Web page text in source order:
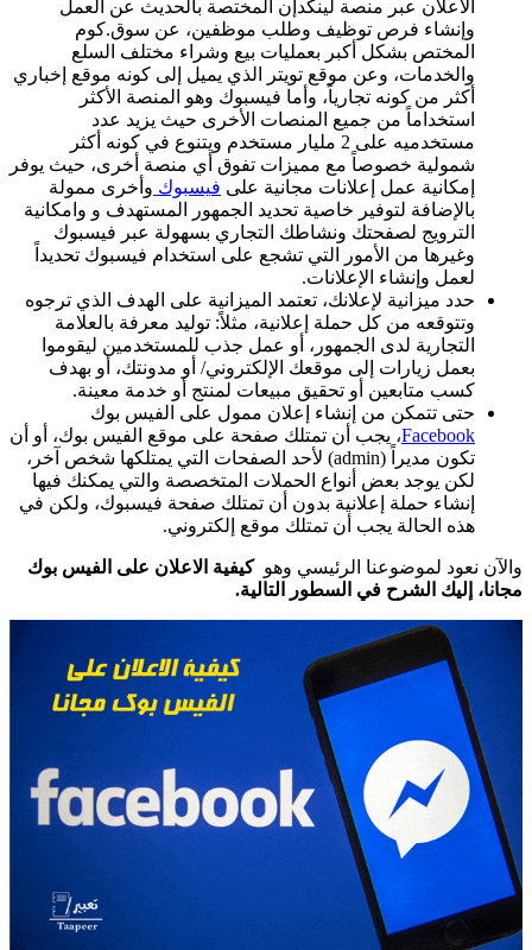
الاعلان عبر منصة لينكدإن المختصة بالحديث عن العمل
وإنشاء فرص توظيف وطلب موظفين، عن سوق.كوم
المختص بشكل أكبر بعمليات بيع وشراء مختلف السلع
والخدمات، وعن موقع تويتر الذي يميل إلى كونه موقع إخباري
أكثر من كونه تجارياً، وأما فيسبوك وهو المنصة الأكثر
استخداماً من جميع المنصات الأخرى حيث يزيد عدد
مستخدميه على 2 مليار مستخدم ويتنوع في كونه أكثر
شمولية خصوصاً مع مميزات تفوق أي منصة أخرى، حيث يوفر
إمكانية عمل إعلانات مجانية على فيسبوك وأخرى ممولة
بالإضافة لتوفير خاصية تحديد الجمهور المستهدف و وامكانية
الترويج لصفحتك ونشاطك التجاري بسهولة عبر فيسبوك
وغيرها من الأمور التي تشجع على استخدام فيسبوك تحديداً
لعمل وإنشاء الإعلانات.
حدد ميزانية لإعلانك، تعتمد الميزانية على الهدف الذي ترجوه
وتتوقعه من كل حملة إعلانية، مثلاً: توليد معرفة بالعلامة
التجارية لدى الجمهور، أو عمل جذب للمستخدمين ليقوموا
بعمل زيارات إلى موقعك الإلكتروني/ أو مدونتك، أو بهدف
كسب متابعين أو تحقيق مبيعات لمنتج أو خدمة معينة.
حتى تتمكن من إنشاء إعلان ممول على الفيس بوك
Facebook، يجب أن تمتلك صفحة على موقع الفيس بوك، أو أن
تكون مديراً (admin) لأحد الصفحات التي يمتلكها شخص آخر،
لكن يوجد بعض أنواع الحملات المتخصصة والتي يمكنك فيها
إنشاء حملة إعلانية بدون أن تمتلك صفحة فيسبوك، ولكن في
هذه الحالة يجب أن تمتلك موقع إلكتروني.
والآن نعود لموضوعنا الرئيسي وهو كيفية الاعلان على الفيس بوك
مجانا، إليك الشرح في السطور التالية.